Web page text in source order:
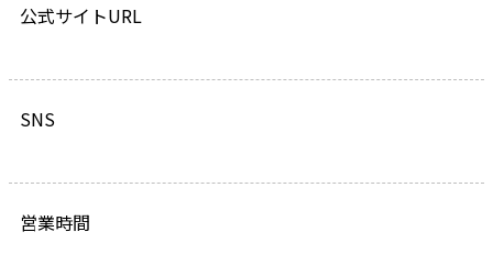
公式サイトURL
SNS
営業時間